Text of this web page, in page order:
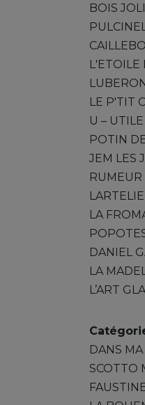
BOIS JOLI
L'ETOILE
LE P'TIT
U – UTILE
POTIN
JEM LES
RUMEUR
LA
DANIEL
LA
L’ART
DANS
SCOTTO